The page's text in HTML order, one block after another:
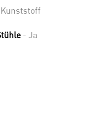
- Ja